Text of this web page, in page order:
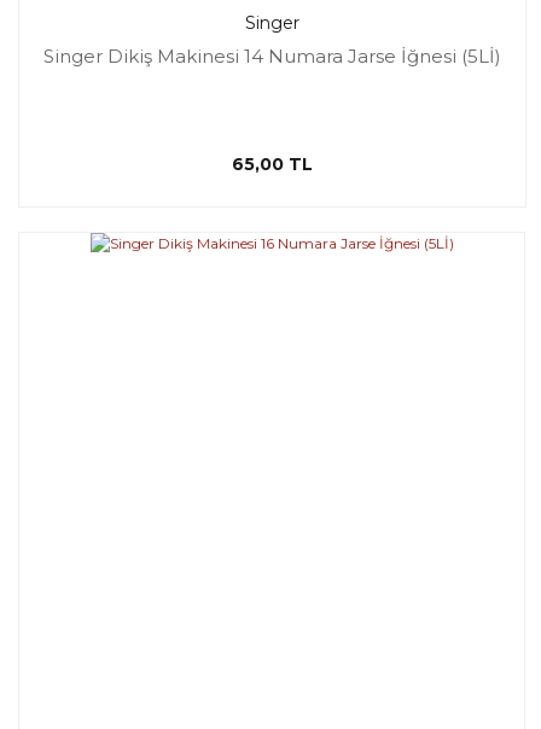
Singer
Singer Dikiş Makinesi 14 Numara Jarse İğnesi (5Lİ)
65,00 TL